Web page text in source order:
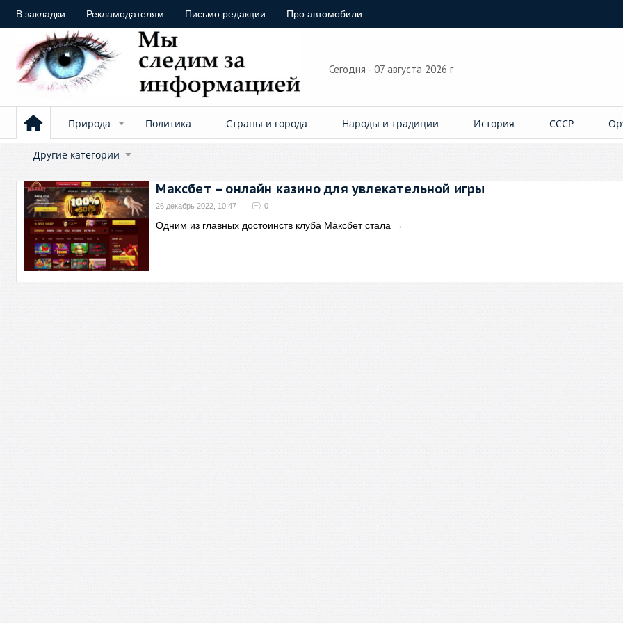
В закладки Рекламодателям Письмо редакции Про автомобили
Сегодня - 07 августа 2026 г
Природа Политика Страны и города Народы и традиции История СССР
Другие категории
Максбет – онлайн казино для увлекательной игры
26 декабрь 2022, 10:47 0
Одним из главных достоинств клуба Максбет стала →